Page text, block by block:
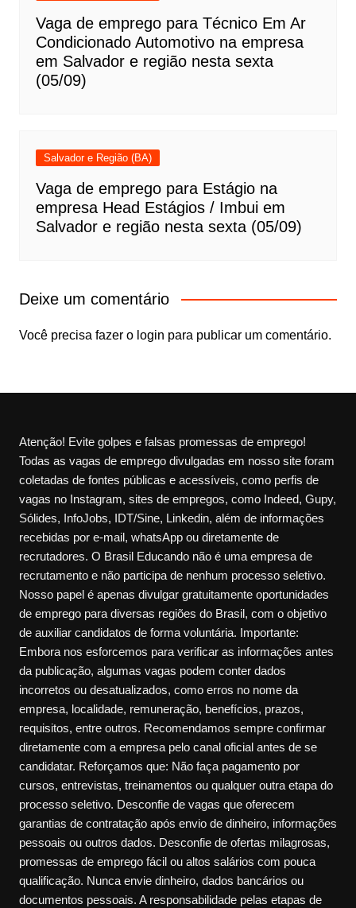
Vaga de emprego para Técnico Em Ar
Condicionado Automotivo na empresa
em Salvador e região nesta sexta
(05/09)
Salvador e Região (BA)
Vaga de emprego para Estágio na
empresa Head Estágios / Imbui em
Salvador e região nesta sexta (05/09)
Deixe um comentário
Você precisa fazer o login para publicar um comentário.
Atenção! Evite golpes e falsas promessas de emprego!
Todas as vagas de emprego divulgadas em nosso site foram
coletadas de fontes públicas e acessíveis, como perfis de
vagas no Instagram, sites de empregos, como Indeed, Gupy,
Sólides, InfoJobs, IDT/Sine, Linkedin, além de informações
recebidas por e-mail, whatsApp ou diretamente de
recrutadores. O Brasil Educando não é uma empresa de
recrutamento e não participa de nenhum processo seletivo.
Nosso papel é apenas divulgar gratuitamente oportunidades
de emprego para diversas regiões do Brasil, com o objetivo
de auxiliar candidatos de forma voluntária. Importante:
Embora nos esforcemos para verificar as informações antes
da publicação, algumas vagas podem conter dados
incorretos ou desatualizados, como erros no nome da
empresa, localidade, remuneração, benefícios, prazos,
requisitos, entre outros. Recomendamos sempre confirmar
diretamente com a empresa pelo canal oficial antes de se
candidatar. Reforçamos que: Não faça pagamento por
cursos, entrevistas, treinamentos ou qualquer outra etapa do
processo seletivo. Desconfie de vagas que oferecem
garantias de contratação após envio de dinheiro, informações
pessoais ou outros dados. Desconfie de ofertas milagrosas,
promessas de emprego fácil ou altos salários com pouca
qualificação. Nunca envie dinheiro, dados bancários ou
documentos pessoais. A responsabilidade pelas etapas de